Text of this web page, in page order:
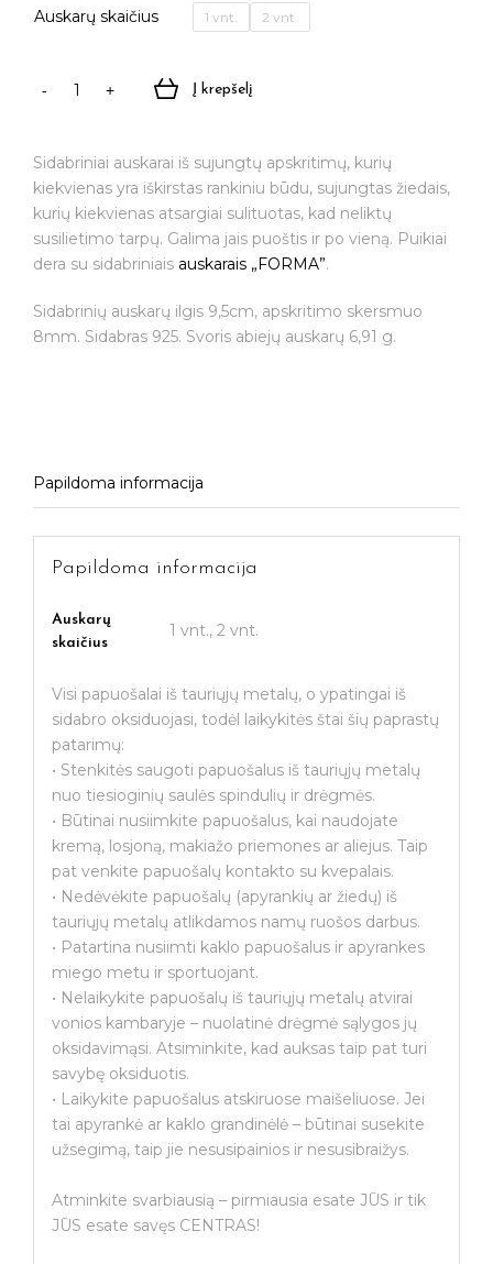
Auskarų skaičius 1 vnt. 2 vnt.
produkto
sidabrinis
"DRAMA"
Į krepšelį
Sidabriniai auskarai iš sujungtų apskritimų, kurių
kiekvienas yra iškirstas rankiniu būdu, sujungtas žiedais,
kurių kiekvienas atsargiai sulituotas, kad neliktų
susilietimo tarpų. Galima jais puoštis ir po vieną. Puikiai
dera su sidabriniais auskarais „FORMA”.
Sidabrinių auskarų ilgis 9,5cm, apskritimo skersmuo
8mm. Sidabras 925. Svoris abiejų auskarų 6,91 g.
Papildoma informacija
Papildoma informacija
Auskarų
skaičius
1 vnt., 2 vnt.
Visi papuošalai iš tauriųjų metalų, o ypatingai iš
sidabro oksiduojasi, todėl laikykitės štai šių paprastų
patarimų:
• Stenkitės saugoti papuošalus iš tauriųjų metalų
nuo tiesioginių saulės spindulių ir drėgmės.
• Būtinai nusiimkite papuošalus, kai naudojate
kremą, losjoną, makiažo priemones ar aliejus. Taip
pat venkite papuošalų kontakto su kvepalais.
• Nedėvėkite papuošalų (apyrankių ar žiedų) iš
tauriųjų metalų atlikdamos namų ruošos darbus.
• Patartina nusiimti kaklo papuošalus ir apyrankes
miego metu ir sportuojant.
• Nelaikykite papuošalų iš tauriųjų metalų atvirai
vonios kambaryje – nuolatinė drėgmė sąlygos jų
oksidavimąsi. Atsiminkite, kad auksas taip pat turi
savybę oksiduotis.
• Laikykite papuošalus atskiruose maišeliuose. Jei
tai apyrankė ar kaklo grandinėlė – būtinai susekite
užsegimą, taip jie nesusipainios ir nesusibraižys.
Atminkite svarbiausią – pirmiausia esate JŪS ir tik
JŪS esate savęs CENTRAS!